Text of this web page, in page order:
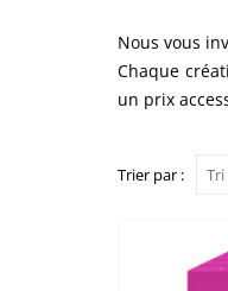
Nous vous
Chaque
un prix
Trier par :